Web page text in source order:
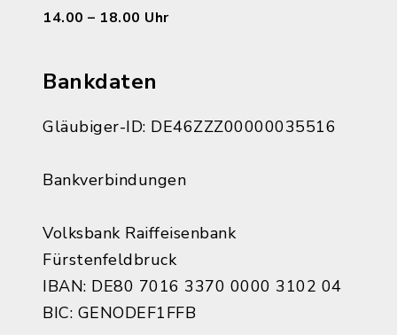
14.00 – 18.00 Uhr
Bankdaten
Gläubiger-ID: DE46ZZZ00000035516
Bankverbindungen
Volksbank Raiffeisenbank
Fürstenfeldbruck
IBAN: DE80 7016 3370 0000 3102 04
BIC: GENODEF1FFB